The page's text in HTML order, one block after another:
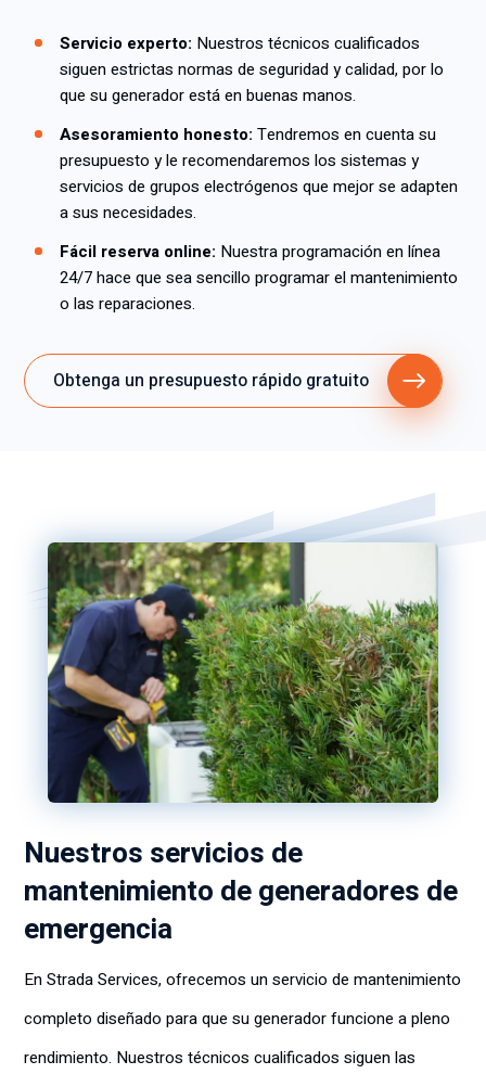
Servicio experto: Nuestros técnicos cualificados
siguen estrictas normas de seguridad y calidad, por lo
que su generador está en buenas manos.
Asesoramiento honesto: Tendremos en cuenta su
presupuesto y le recomendaremos los sistemas y
servicios de grupos electrógenos que mejor se adapten
a sus necesidades.
Fácil reserva online: Nuestra programación en línea
24/7 hace que sea sencillo programar el mantenimiento
o las reparaciones.
Obtenga un presupuesto rápido gratuito
Nuestros servicios de
mantenimiento de generadores de
emergencia
En Strada Services, ofrecemos un servicio de mantenimiento
completo diseñado para que su generador funcione a pleno
rendimiento. Nuestros técnicos cualificados siguen las